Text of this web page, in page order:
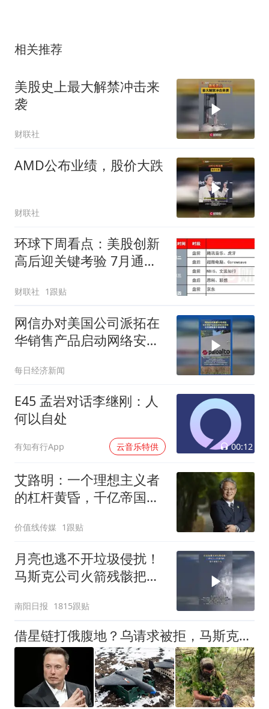
相关推荐
美股史上最大解禁冲击来
袭
财联社
AMD公布业绩，股价大跌
财联社
环球下周看点：美股创新
高后迎关键考验 7月通胀
策走向
财联社 1跟贴
网信办对美国公司派拓在
华销售产品启动网络安全
跳水
每日经济新闻
E45 孟岩对话李继刚：人
何以自处
有知有行App 云音乐特供 00:12
艾路明：一个理想主义者
的杠杆黄昏，千亿帝国易
价值线传媒 1跟贴
月亮也逃不开垃圾侵扰！
马斯克公司火箭残骸把月
南阳日报 1815跟贴
借星链打俄腹地？乌请求被拒，马斯克知道，惹怒普京的下场很严重